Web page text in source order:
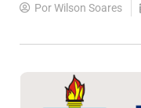
PorWilson Soares